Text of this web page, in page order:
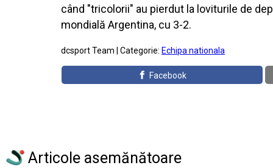
când "tricolorii" au pierdut la loviturile de
mondială Argentina, cu 3-2.
dcsport Team | Categorie: Echipa nationala
Facebook
Articole asemănătoare